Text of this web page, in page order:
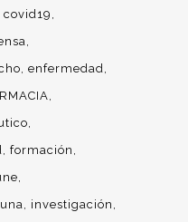
covid19
enfermedad
formación
investigación